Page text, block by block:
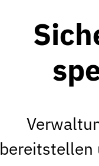
bereitstellen